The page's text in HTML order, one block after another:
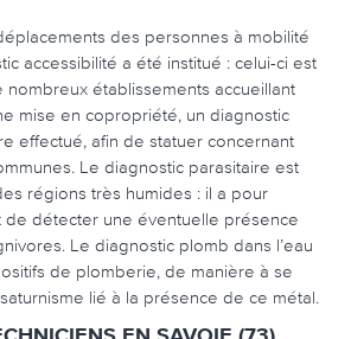
des personnes à mobilité
accessibilité a été institué : celui-ci est
établissements accueillant
mise en copropriété, un diagnostic
effectué, afin de statuer concernant
Le diagnostic parasitaire est
régions très humides : il a pour
de détecter une éventuelle présence
Le diagnostic plomb dans l’eau
de plomberie, de manière à se
lié à la présence de ce métal.